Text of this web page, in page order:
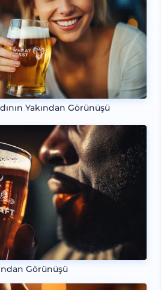
Yakından Görünüşü
Görünüşü